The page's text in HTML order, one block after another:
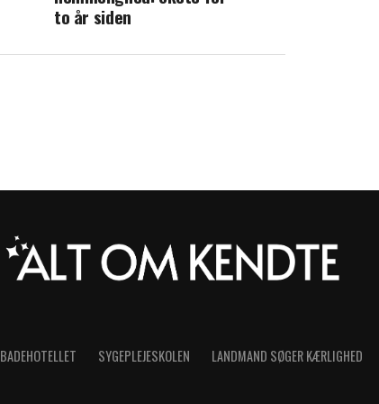
to år siden
BADEHOTELLET SYGEPLEJESKOLEN LANDMAND SØGER KÆRLIGHED